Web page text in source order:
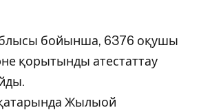
бойынша, 6376 оқушы
қорытынды атестаттау
Жылыой